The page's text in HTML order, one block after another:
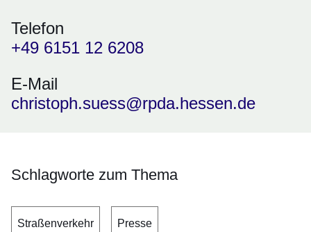
Telefon
+49 6151 12 6208
E-Mail
christoph.suess@rpda.hessen.de
Schlagworte zum Thema
Straßenverkehr Presse